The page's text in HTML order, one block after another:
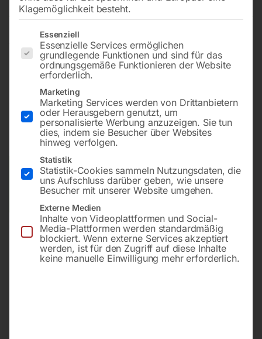
für DIGICAR 900 (Nr. 7)/1100E (Nr. 27) ab Lieferung
01/2013
36,00
inkl. MwSt. zzgl.Versandkosten
Lieferzeit:ca. 2 - 3 Tage
Versandkosten Standard (Österreich):€10,00
Bitte beachten Sie: Die Versandkosten gelten für Österreich.
Andere Länder können abweichen.
In den Warenkorb
Klagemöglichkeit besteht.
Es folgt eine Liste der Service-Gruppen, für die eine
Essenziell
Essenzielle Services ermöglichen
grundlegende Funktionen und sind für das
ordnungsgemäße Funktionieren der Website
erforderlich.
Marketing
Marketing Services werden von Drittanbietern
oder Herausgebern genutzt, um
personalisierte Werbung anzuzeigen. Sie tun
dies, indem sie Besucher über Websites
hinweg verfolgen.
Statistik
Statistik-Cookies sammeln Nutzungsdaten, die
uns Aufschluss darüber geben, wie unsere
Besucher mit unserer Website umgehen.
Externe Medien
Inhalte von Videoplattformen und Social-
Media-Plattformen werden standardmäßig
blockiert. Wenn externe Services akzeptiert
werden, ist für den Zugriff auf diese Inhalte
keine manuelle Einwilligung mehr erforderlich.